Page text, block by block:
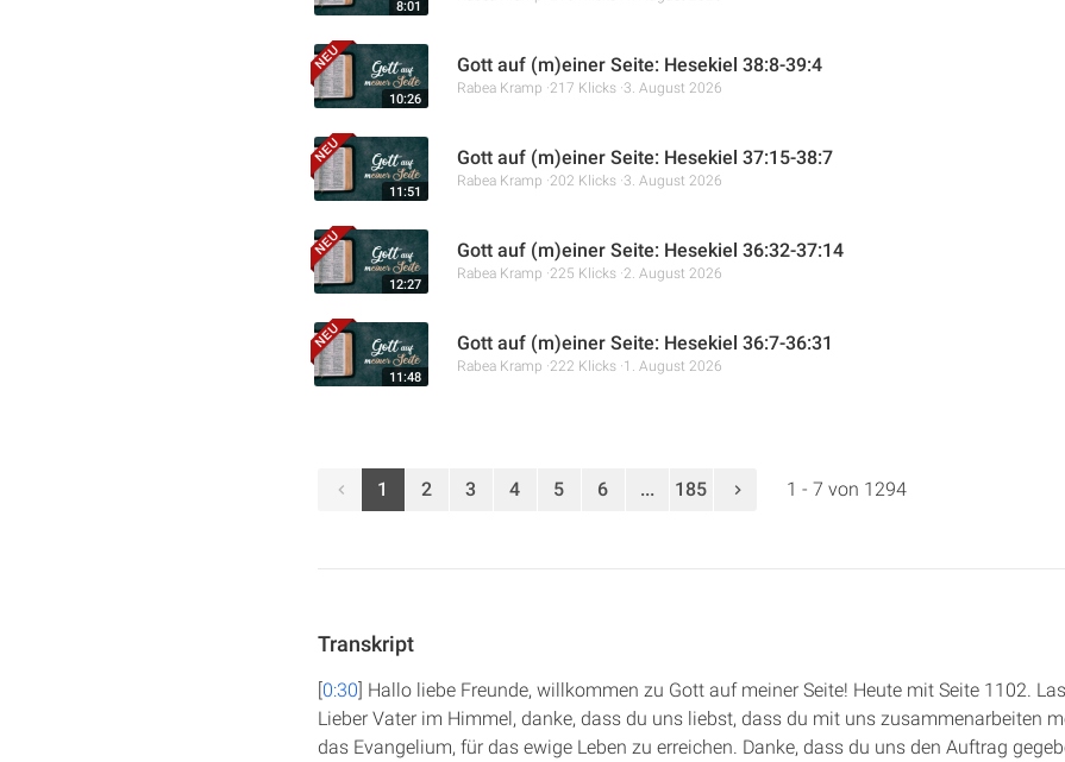
8:01
10:26
Gott auf (m)einer Seite: Hesekiel 38:8-39:4
Rabea Kramp 217 Klicks 3. August 2026
11:51
Gott auf (m)einer Seite: Hesekiel 37:15-38:7
Rabea Kramp 202 Klicks 3. August 2026
12:27
Gott auf (m)einer Seite: Hesekiel 36:32-37:14
Rabea Kramp 225 Klicks 2. August 2026
11:48
Gott auf (m)einer Seite: Hesekiel 36:7-36:31
Rabea Kramp 222 Klicks 1. August 2026
1 2 3 4 5 6 ... 185 1 - 7 von 1294
Transkript
[0:30] Hallo liebe Freunde, willkommen zu Gott auf meiner Seite! Heute mit Seite 1102.
Lieber Vater im Himmel, danke, dass du uns liebst, dass du mit uns zusammenarbeiten
das Evangelium, für das ewige Leben zu erreichen. Danke, dass du uns den Auftrag